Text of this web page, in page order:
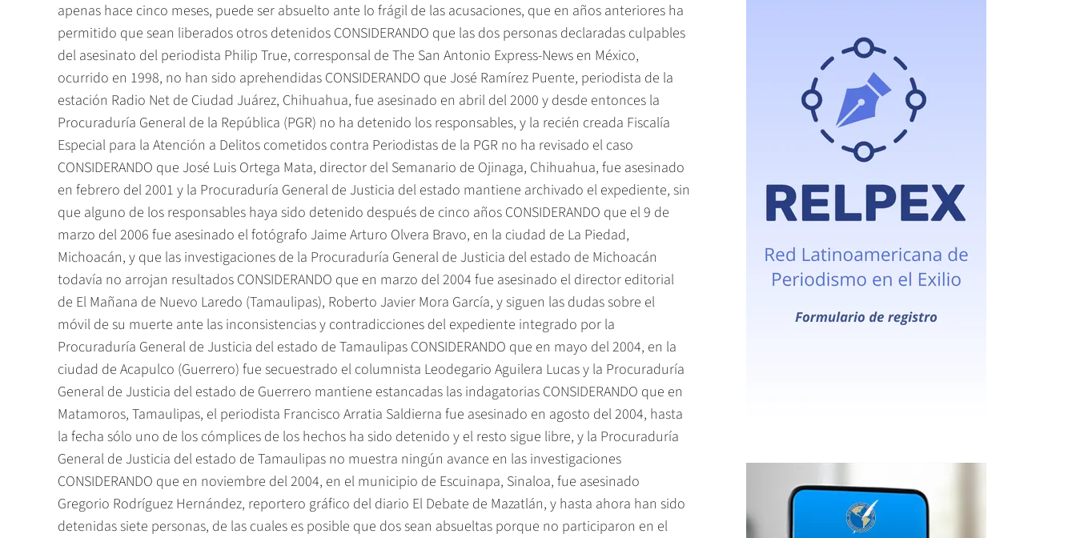
apenas hace cinco meses, puede ser absuelto ante lo frágil de las acusaciones, que en años anteriores ha
permitido que sean liberados otros detenidos CONSIDERANDO que las dos personas declaradas culpables
del asesinato del periodista Philip True, corresponsal de The San Antonio Express-News en México,
ocurrido en 1998, no han sido aprehendidas CONSIDERANDO que José Ramírez Puente, periodista de la
estación Radio Net de Ciudad Juárez, Chihuahua, fue asesinado en abril del 2000 y desde entonces la
Procuraduría General de la República (PGR) no ha detenido los responsables, y la recién creada Fiscalía
Especial para la Atención a Delitos cometidos contra Periodistas de la PGR no ha revisado el caso
CONSIDERANDO que José Luis Ortega Mata, director del Semanario de Ojinaga, Chihuahua, fue asesinado
en febrero del 2001 y la Procuraduría General de Justicia del estado mantiene archivado el expediente, sin
que alguno de los responsables haya sido detenido después de cinco años CONSIDERANDO que el 9 de
marzo del 2006 fue asesinado el fotógrafo Jaime Arturo Olvera Bravo, en la ciudad de La Piedad,
Michoacán, y que las investigaciones de la Procuraduría General de Justicia del estado de Michoacán
todavía no arrojan resultados CONSIDERANDO que en marzo del 2004 fue asesinado el director editorial
de El Mañana de Nuevo Laredo (Tamaulipas), Roberto Javier Mora García, y siguen las dudas sobre el
móvil de su muerte ante las inconsistencias y contradicciones del expediente integrado por la
Procuraduría General de Justicia del estado de Tamaulipas CONSIDERANDO que en mayo del 2004, en la
ciudad de Acapulco (Guerrero) fue secuestrado el columnista Leodegario Aguilera Lucas y la Procuraduría
General de Justicia del estado de Guerrero mantiene estancadas las indagatorias CONSIDERANDO que en
Matamoros, Tamaulipas, el periodista Francisco Arratia Saldierna fue asesinado en agosto del 2004, hasta
la fecha sólo uno de los cómplices de los hechos ha sido detenido y el resto sigue libre, y la Procuraduría
General de Justicia del estado de Tamaulipas no muestra ningún avance en las investigaciones
CONSIDERANDO que en noviembre del 2004, en el municipio de Escuinapa, Sinaloa, fue asesinado
Gregorio Rodríguez Hernández, reportero gráfico del diario El Debate de Mazatlán, y hasta ahora han sido
detenidas siete personas, de las cuales es posible que dos sean absueltas porque no participaron en el